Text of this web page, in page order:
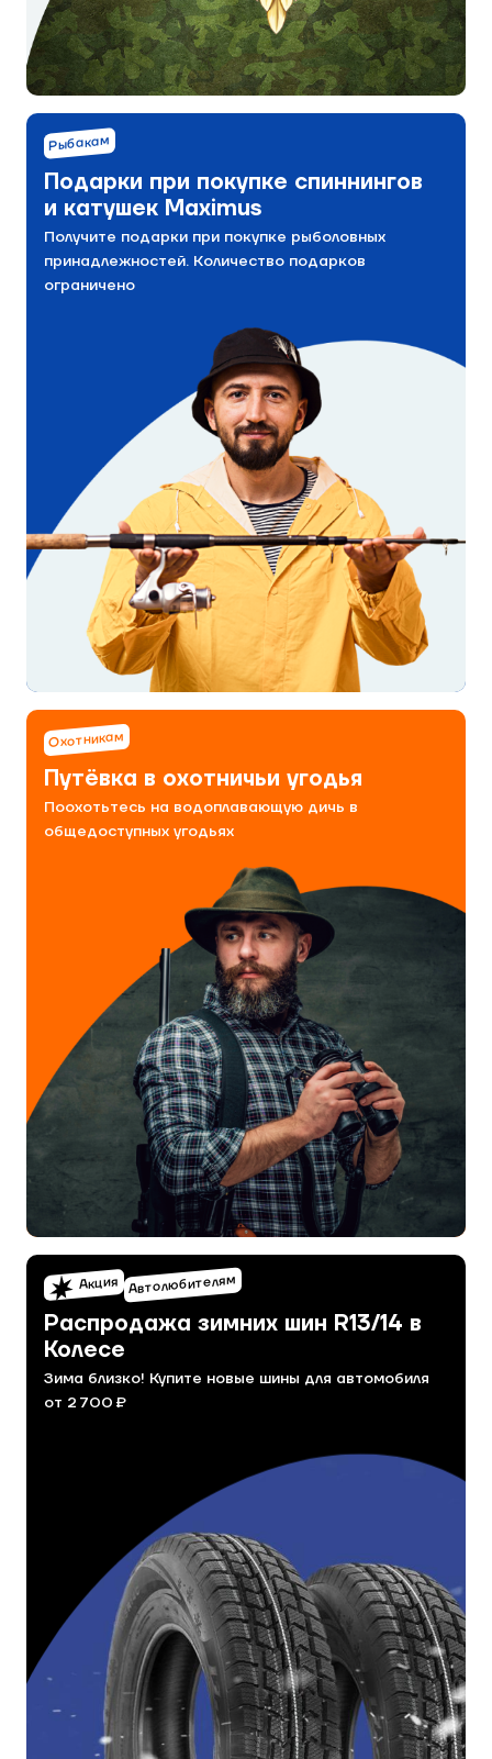
Рыбакам
Подарки при покупке спиннингов
и катушек Maximus
Получите подарки при покупке рыболовных
принадлежностей. Количество подарков
ограничено
Охотникам
Путёвка в охотничьи угодья
Поохотьтесь на водоплавающую дичь в
общедоступных угодьях
Акция Автолюбителям
Распродажа зимних шин R13/14 в
Колесе
Зима близко! Купите новые шины для автомобиля
от 2 700 ₽